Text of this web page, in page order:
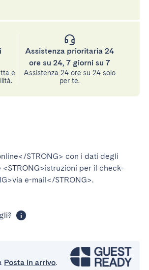
e
Assistenza prioritaria 24
ore su 24, 7 giorni su 7
Assistenza 24 ore su 24 solo
per te.
STRONG> con i dati degli
<STRONG>istruzioni per il check-
e-mail</STRONG>.
Posta in arrivo.